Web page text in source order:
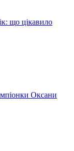
що цікавило
Оксани